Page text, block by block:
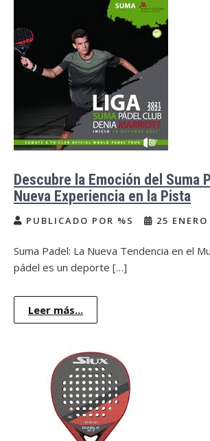
Descubre la Emoción del Suma
Nueva Experiencia en la Pista
PUBLICADO POR %S 25
Suma Padel: La Nueva Tendencia en el
pádel es un deporte […]
Leer más...